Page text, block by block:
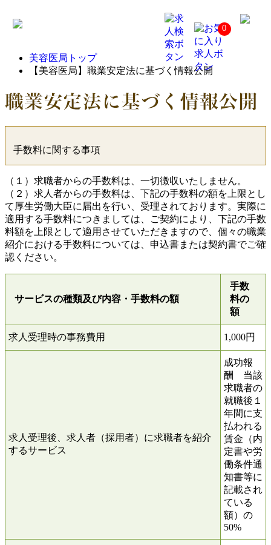
【美
容
法
に
情
開
0
美容医局トップ
【美容医局】職業安定法に基づく情報公開
手数料に関する事項
（１）求職者からの手数料は、一切徴収いたしません。
（２）求人者からの手数料は、下記の手数料の額を上限とし
て厚生労働大臣に届出を行い、受理されております。実際に
適用する手数料につきましては、ご契約により、下記の手数
料額を上限として適用させていただきますので、個々の職業
紹介における手数料については、申込書または契約書でご確
認ください。
サービスの種類及び内容 ・手数料の額
手数
料の
額
求人受理時の事務費用 1,000円
求人受理後、求人者（採用者）に求職者を紹介
するサービス
成功報
酬 当該
求職者の
就職後１
年間に支
払われる
賃金（内
定書や労
働条件通
知書等に
記載され
ている
額）の
50%